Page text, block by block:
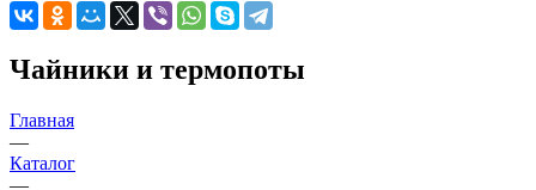
Чайники и термопоты
Главная
—
Каталог
—